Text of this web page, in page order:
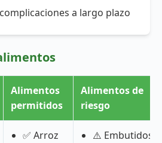
a largo plazo
Alimentos
permitidos
Alimentos de
riesgo
✅ Arroz
⚠️ Embutidos